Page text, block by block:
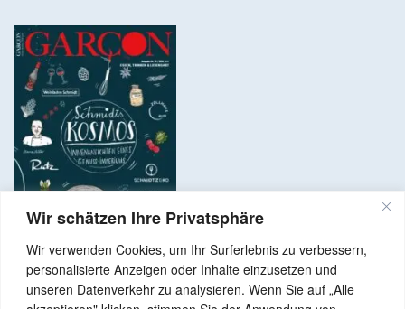
Wir schätzen Ihre Privatsphäre
Wir verwenden Cookies, um Ihr Surferlebnis zu verbessern,
personalisierte Anzeigen oder Inhalte einzusetzen und
unseren Datenverkehr zu analysieren. Wenn Sie auf „Alle